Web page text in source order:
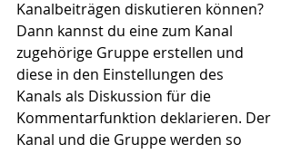
Kanalbeiträgen diskutieren können?
Dann kannst du eine zum Kanal
zugehörige Gruppe erstellen und
diese in den Einstellungen des
Kanals als Diskussion für die
Kommentarfunktion deklarieren. Der
Kanal und die Gruppe werden so